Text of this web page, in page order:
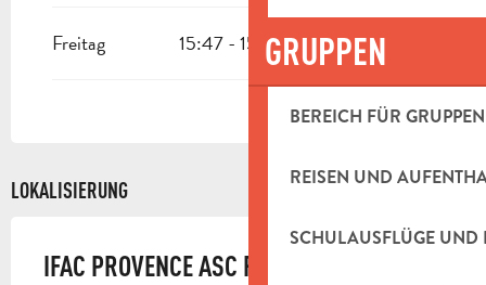
GRUPPEN
BEREICH FÜR GRUPPEN
REISEN UND
SCHULAUSFLÜGE UND
Freitag 15:47 - 15:47
LOKALISIERUNG
IFAC PROVENCE ASC ROQUEVAIRE